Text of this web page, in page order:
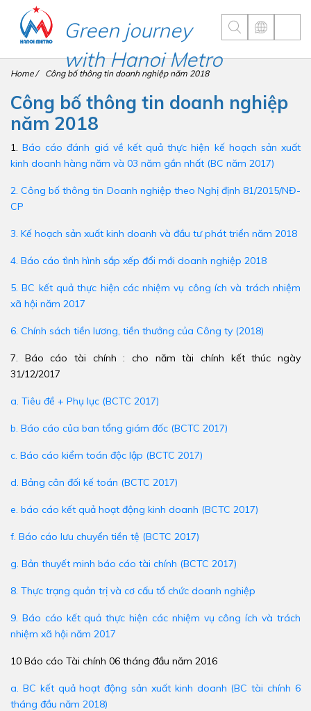
Green journey
with Hanoi Metro
Home Công bố thông tin doanh nghiệp năm 2018
Công bố thông tin doanh nghiệp
năm 2018
1.Báo cáo đánh giá về kết quả thực hiện kế hoạch sản xuất
kinh doanh hàng năm và 03 năm gần nhất (BC năm 2017)
2. Công bố thông tin Doanh nghiệp theo Nghị định 81/2015/NĐ-
CP
3. Kế hoạch sản xuất kinh doanh và đầu tư phát triển năm 2018
4. Báo cáo tình hình sắp xếp đổi mới doanh nghiệp 2018
5. BC kết quả thực hiện các nhiệm vụ công ích và trách nhiệm
xã hội năm 2017
6. Chính sách tiền lương, tiền thưởng của Công ty (2018)
7. Báo cáo tài chính : cho năm tài chính kết thúc ngày
31/12/2017
a. Tiêu đề + Phụ lục (BCTC 2017)
b. Báo cáo của ban tổng giám đốc (BCTC 2017)
c. Báo cáo kiểm toán độc lập (BCTC 2017)
d. Bảng cân đối kế toán (BCTC 2017)
e. báo cáo kết quả hoạt động kinh doanh (BCTC 2017)
f. Báo cáo lưu chuyển tiền tệ (BCTC 2017)
g. Bản thuyết minh báo cáo tài chính (BCTC 2017)
8. Thực trạng quản trị và cơ cấu tổ chức doanh nghiệp
9. Báo cáo kết quả thực hiện các nhiệm vụ công ích và trách
nhiệm xã hội năm 2017
10 Báo cáo Tài chính 06 tháng đầu năm 2016
a. BC kết quả hoạt động sản xuất kinh doanh (BC tài chính 6
tháng đầu năm 2018)